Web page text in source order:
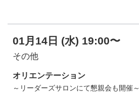
01月14日 (水) 19:00〜
その他
オリエンテーション
～リーダーズサロンにて懇親会も開催～